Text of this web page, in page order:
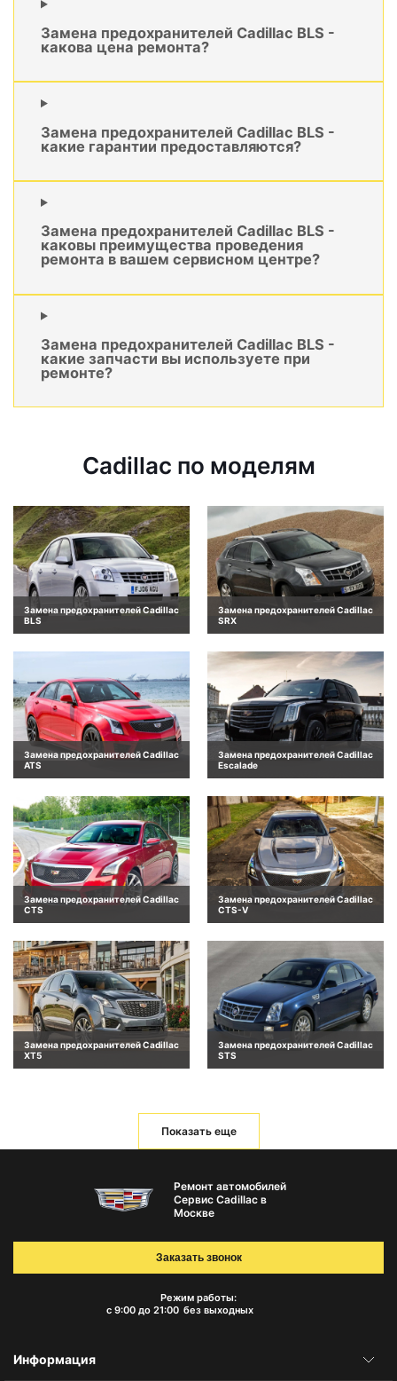
Замена предохранителей Cadillac BLS -
какова цена ремонта?
Замена предохранителей Cadillac BLS -
какие гарантии предоставляются?
Замена предохранителей Cadillac BLS -
каковы преимущества проведения
ремонта в вашем сервисном центре?
Замена предохранителей Cadillac BLS -
какие запчасти вы используете при
ремонте?
Cadillac по моделям
Замена предохранителей Cadillac
BLS
Замена предохранителей Cadillac
SRX
Замена предохранителей Cadillac
ATS
Замена предохранителей Cadillac
Escalade
Замена предохранителей Cadillac
CTS
Замена предохранителей Cadillac
CTS-V
Замена предохранителей Cadillac
XT5
Замена предохранителей Cadillac
STS
Показать еще
Ремонт автомобилей
Сервис Cadillac в
Москве
Режим работы:
с 9:00 до 21:00 без выходных
Заказать звонок
Информация